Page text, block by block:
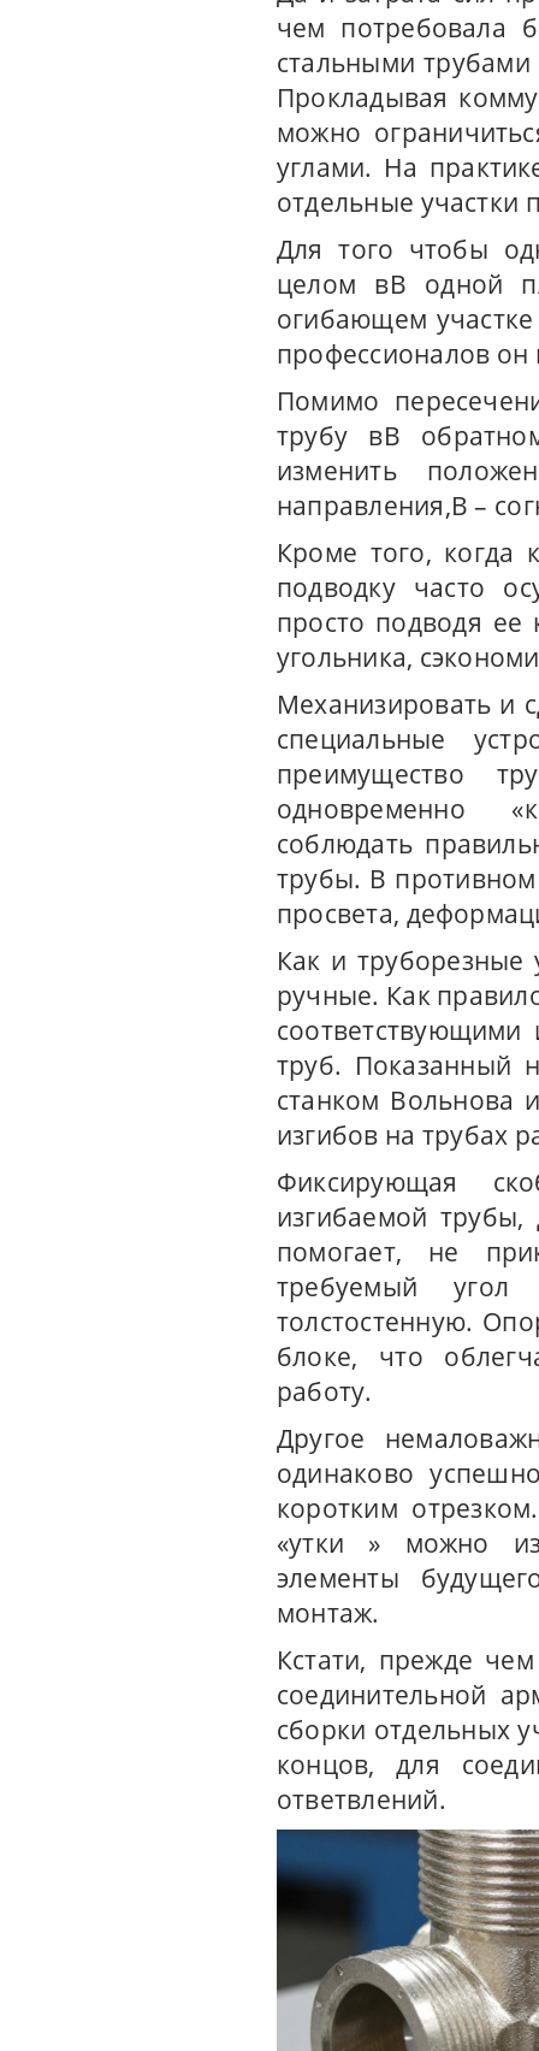
чем потребовала
стальными трубами
Прокладывая
можно
углами. На
отдельные участки
Для того чтобы
целом вВ одной
огибающем
профессионалов он
Помимо
трубу вВ
изменить
направления,В –
Кроме того, когда
подводку часто
просто подводя ее
угольника,
Механизировать и
специальные
преимущество
одновременно
соблюдать
трубы. В
просвета,
Как и труборезные
ручные. Как
труб. Показанный
станком Вольнова
изгибов на трубах
Фиксирующая
изгибаемой
помогает, не
требуемый
толстостенную.
блоке, что
работу.
Другое
одинаково
коротким
«утки » можно
элементы
монтаж.
Кстати, прежде
соединительной
сборки отдельных
концов, для
ответвлений.